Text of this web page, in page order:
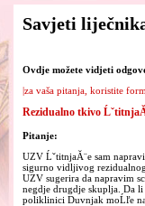
Savjeti
Ovdje možete vidjeti
|za vaša pitanja, koristite
Rezidualno tkivo
Pitanje:
UZV ĹˇtitnjaĂ¨e sam
sigurno vidljivog
UZV sugerira da napravim
negdje drugdje skuplja. Da
poliklinici Duvnjak moĹľe